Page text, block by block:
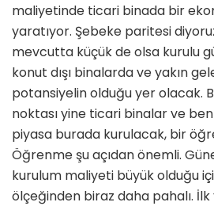
maliyetinde ticari binada bir
yaratıyor. Şebeke paritesi
mevcutta küçük de olsa kurulu
konut dışı binalarda ve yakın
potansiyelin olduğu yer olacak.
noktası yine ticari binalar ve
piyasa burada kurulacak, bir
Öğrenme şu açıdan önemli.
kurulum maliyeti büyük olduğu
ölçeğinden biraz daha pahalı.